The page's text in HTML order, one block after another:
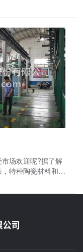
化侵害，还提升了
为高温材料制造提
环境：物理隔绝氧
造低氧分压环境，
触。设备能够在
作，有效去除炉内
料高温氧化的基本
法相比，真空环境
高温条件下，即使
料的氧化反应。真
度。核石墨制备过
空环境促使石墨
气体杂质充分逸
真空石墨煅烧炉采
促进杂质气体逸出
，系统可通入H₂-
场欢迎呢?据了解
特种陶瓷材料和硬
果没有对比就更
艺的特点和*性